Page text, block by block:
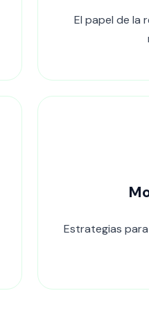
El papel de la
Estrategias